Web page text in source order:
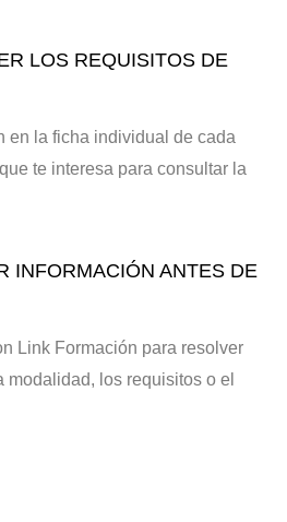
LOS REQUISITOS DE
en la ficha individual de cada
te interesa para consultar la
INFORMACIÓN ANTES DE
Link Formación para resolver
modalidad, los requisitos o el